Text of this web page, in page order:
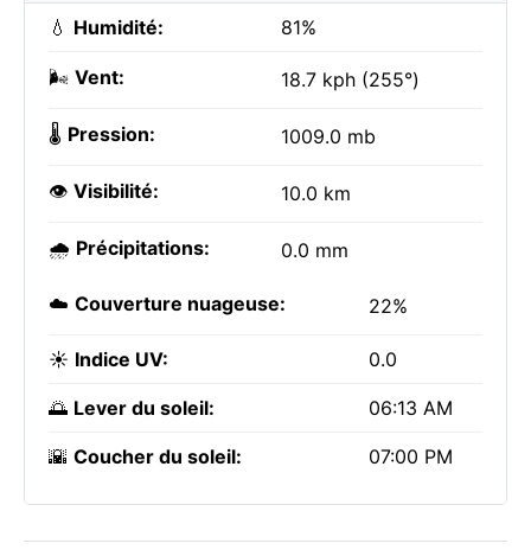
💧 Humidité: 81%
🌬️ Vent: 18.7 kph (255°)
🌡️ Pression: 1009.0 mb
👁️ Visibilité: 10.0 km
🌧️ Précipitations: 0.0 mm
☁️ Couverture nuageuse: 22%
☀️ Indice UV: 0.0
🌅 Lever du soleil: 06:13 AM
🌇 Coucher du soleil: 07:00 PM